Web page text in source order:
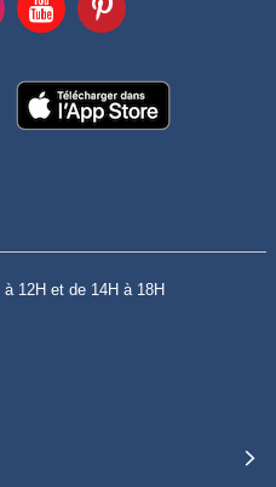
12H et de 14H à 18H